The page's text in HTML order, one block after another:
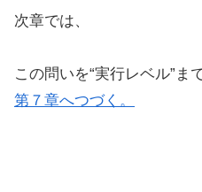
次章では、
この問いを“実行レベル”ま
第７章へつづく。